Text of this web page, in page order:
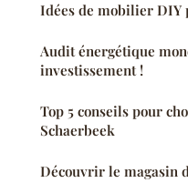
Idées de mobilier DIY
Audit énergétique
investissement !
Top 5 conseils pour
Schaerbeek
Découvrir le magasin